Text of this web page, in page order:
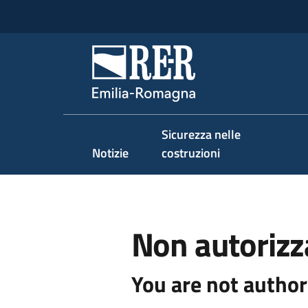
Regione Emilia-
Notizie
Sicurezza nelle
costruzioni
Non
You are not